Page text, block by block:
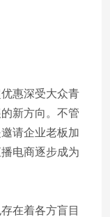
惠深受大众青
新方向。不管
请企业老板加
电商逐步成为
在着各方盲目